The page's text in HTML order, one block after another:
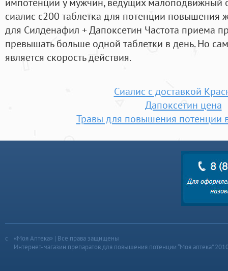
сиалис с200 таблетка для потенции повышения
для Силденафил + Дапоксетин Частота приема
превышать больше одной таблетки в день. Но
является скорость действия.
Сиалис с доставкой
Дапоксетин цена
Травы для повышения потенции
«Моя Аптека» | Все права защищены
Интернет-магазин препаратов для повышения потенции “Моя аптека”